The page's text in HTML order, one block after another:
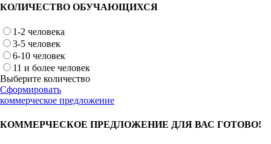
КОЛИЧЕСТВО ОБУЧАЮЩИХСЯ
1-2 человека
3-5 человек
6-10 человек
11 и более человек
Выберите количество
Сформировать
коммерческое предложение
КОММЕРЧЕСКОЕ ПРЕДЛОЖЕНИЕ ДЛЯ ВАС ГОТОВО!